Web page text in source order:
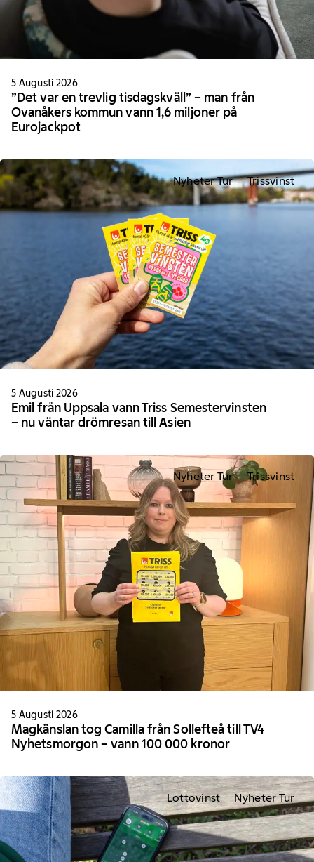
5 Augusti 2026
”Det var en trevlig tisdagskväll” – man från
Ovanåkers kommun vann 1,6 miljoner på
Eurojackpot
Nyheter Tur Trissvinst
5 Augusti 2026
Emil från Uppsala vann Triss Semestervinsten
– nu väntar drömresan till Asien
Nyheter Tur Trissvinst
5 Augusti 2026
Magkänslan tog Camilla från Sollefteå till TV4
Nyhetsmorgon – vann 100 000 kronor
Lottovinst Nyheter Tur